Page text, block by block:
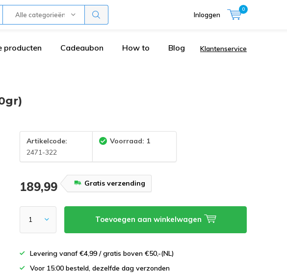
Alle categorieën Inloggen
0
producten Cadeaubon How to Blog Klantenservice
Artikelcode:
2471-322
Voorraad: 1
189,99 Gratis verzending
Toevoegen aan winkelwagen
Levering vanaf €4,99 / gratis boven €50,-(NL)
Voor 15:00 besteld, dezelfde dag verzonden